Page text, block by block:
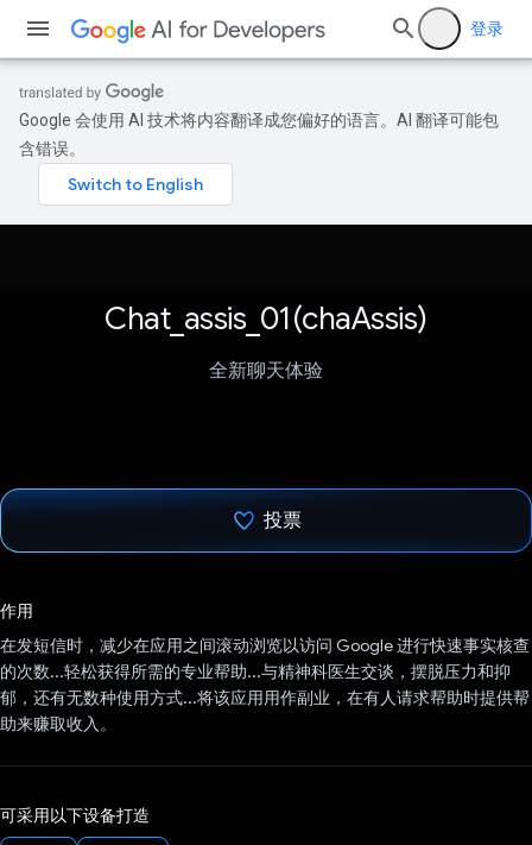
登录
Google 会使用 AI 技术将内容翻译成您偏好的语言。AI 翻译可能包
含错误。
Chat_assis_01(chaAssis)
全新聊天体验
投票
作用
在发短信时，减少在应用之间滚动浏览以访问 Google 进行快速事实核查
的次数...轻松获得所需的专业帮助...与精神科医生交谈，摆脱压力和抑
郁，还有无数种使用方式...将该应用用作副业，在有人请求帮助时提供帮
助来赚取收入。
可采用以下设备打造